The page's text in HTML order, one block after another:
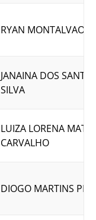
RYAN MONTALVAO
JANAINA DOS
SILVA
LUIZA LORENA
CARVALHO
DIOGO MARTINS